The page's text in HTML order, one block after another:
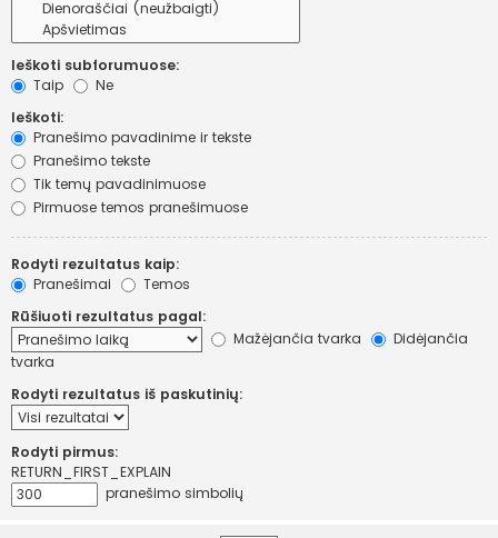
Ieškoti subforumuose:
Taip
Ne
Ieškoti:
Pranešimo pavadinime ir tekste
Pranešimo tekste
Tik temų pavadinimuose
Pirmuose temos pranešimuose
Rodyti rezultatus kaip:
Pranešimai
Temos
Rūšiuoti rezultatus pagal:
Mažėjančia tvarka
Didėjančia
tvarka
Rodyti rezultatus iš paskutinių:
Rodyti pirmus:
RETURN_FIRST_EXPLAIN
pranešimo simbolių